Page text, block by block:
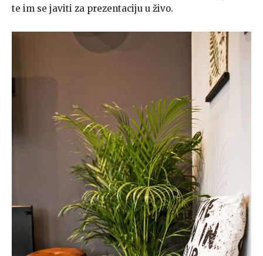
te im se javiti za prezentaciju u živo.